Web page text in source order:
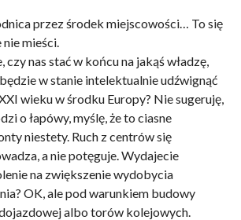
przez środek miejscowości… To się
nie mieści.
czy nas stać w końcu na jakąś władzę,
w stanie intelektualnie udźwignąć
wieku w środku Europy? Nie sugeruję,
o łapówy, myślę, że to ciasne
niestety. Ruch z centrów się
a nie potęguje. Wydajecie
na zwiększenie wydobycia
OK, ale pod warunkiem budowy
albo torów kolejowych.